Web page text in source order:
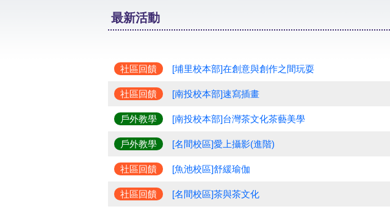
最新活動
社區回饋 [埔里校本部]在創意與創作之間玩耍
社區回饋 [南投校本部]速寫插畫
戶外教學 [南投校本部]台灣茶文化茶藝美學
戶外教學 [名間校區]愛上攝影(進階)
社區回饋 [魚池校區]舒緩瑜伽
社區回饋 [名間校區]茶與茶文化